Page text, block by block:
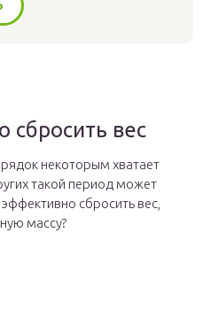
сбросить вес
некоторым хватает
такой период может
сбросить вес,
массу?